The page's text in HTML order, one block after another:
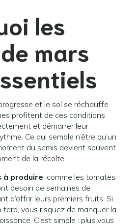
les
mars
et le sol se réchauffe
profitent de ces conditions
et démarrer leur
Ce qui semble n’être qu’un
du semis devient souvent
de la récolte.
à produire, comme les tomates
besoin de semaines de
d’offrir leurs premiers fruits. Si
vous risquez de manquer la
C’est simple : plus vous